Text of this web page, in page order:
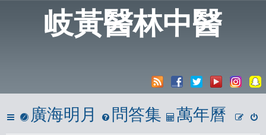
岐黃醫林中醫
廣海明月 問答集 萬年曆